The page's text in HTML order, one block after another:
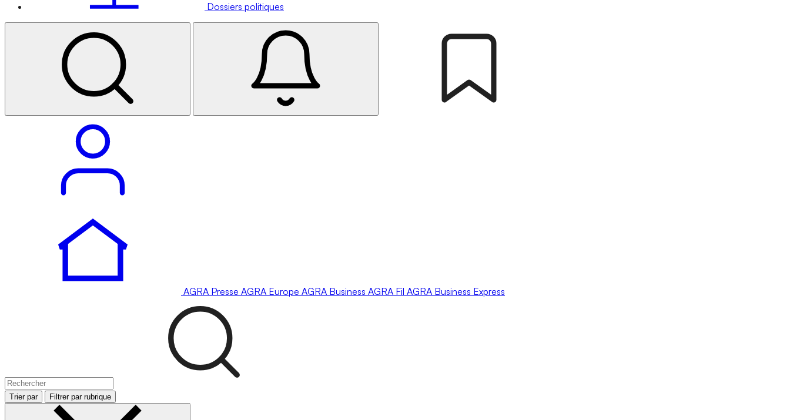
Dossiers politiques
AGRA Presse AGRA Europe AGRA Business AGRA Fil AGRA Business Express
Trier par Filtrer par rubrique